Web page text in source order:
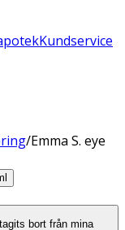
Kundservice
/Emma S. eye
bort från mina